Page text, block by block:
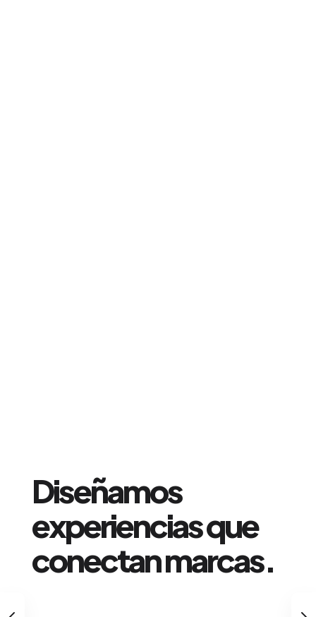
Creamos campañas
publicitarias que
dejan huella.